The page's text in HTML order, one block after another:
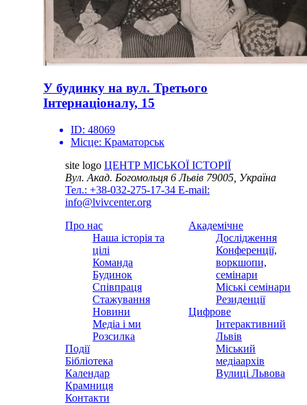
У будинку на вул. Третього
Інтернаціоналу, 15
ID: 48069
Місце: Краматорськ
site logo ЦЕНТР МІСЬКОЇ ІСТОРІЇ
Вул. Акад. Богомольця 6Львів 79005, Україна
Тел.: +38-032-275-17-34 E-mail:
info@lvivcenter.org
Про нас
Наша історія та
цілі
Команда
Будинок
Співпраця
Стажування
Новини
Медіа і ми
Розсилка
Події
Бібліотека
Календар
Крамниця
Контакти
Академічне
Дослідження
Конференції,
воркшопи,
семінари
Міські семінари
Резиденції
Цифрове
Інтерактивний
Львів
Міський
медіаархів
Вулиці Львова